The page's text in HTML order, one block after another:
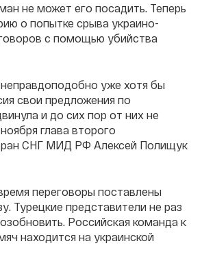
не может его посадить. Теперь
о попытке срыва украино-
с помощью убийства
уже хотя бы
свои предложения по
и до сих пор от них не
глава второго
СНГ МИД РФ Алексей Полищук
переговоры поставлены
Турецкие представители не раз
Российская команда к
находится на украинской